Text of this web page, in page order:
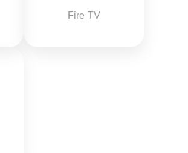
Fire TV